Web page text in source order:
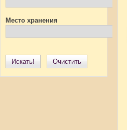
Место хранения